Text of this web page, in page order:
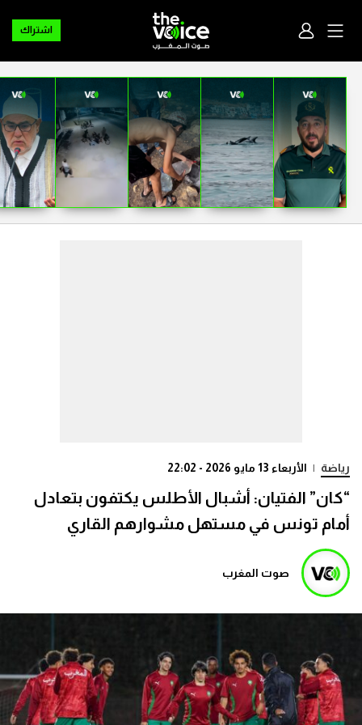
اشتراك
رياضة | الأربعاء 13 مايو 2026 - 22:02
“كان” الفتيان: أشبال الأطلس يكتفون بتعادل
أمام تونس في مستهل مشوارهم القاري
صوت المغرب